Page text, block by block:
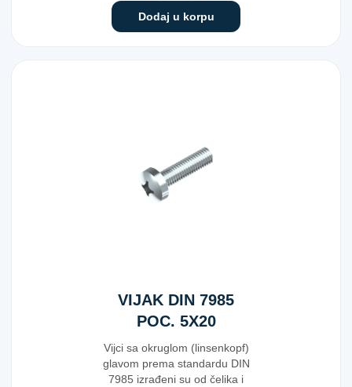
Dodaj u korpu
VIJAK DIN 7985
POC. 5X20
Vijci sa okruglom (linsenkopf)
glavom prema standardu DIN
7985 izrađeni su od čelika i